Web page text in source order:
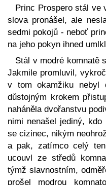
Princ Prospero stál ve
slova pronášel, ale
sedmi pokojů - neboť
na jeho pokyn ihned
Stál v modré komnatě
Jakmile promluvil,
v tom okamžiku nebyl
důstojným krokem
naháněla dvořanstvu
nimi nenašel jediný,
se cizinec, nikým
a pak, zatímco celý
ucouvl ze středů
týmž slavnostním,
prošel modrou